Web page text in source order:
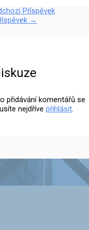
Příspěvek
→
přidávání komentářů se
nejdřívepřihlásit.